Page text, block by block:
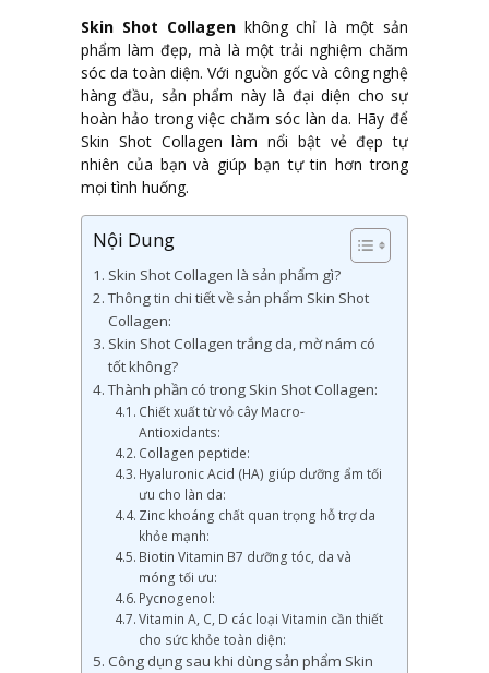
Skin Shot Collagenkhông chỉ là một sản
phẩm làm đẹp, mà là một trải nghiệm chăm
sóc da toàn diện. Với nguồn gốc và công nghệ
hàng đầu, sản phẩm này là đại diện cho sự
hoàn hảo trong việc chăm sóc làn da. Hãy để
Skin Shot Collagen làm nổi bật vẻ đẹp tự
nhiên của bạn và giúp bạn tự tin hơn trong
mọi tình huống.
Nội Dung
Skin Shot Collagen là sản phẩm gì?
Thông tin chi tiết về sản phẩm Skin Shot
Collagen:
Skin Shot Collagen trắng da, mờ nám có
tốt không?
Thành phần có trong Skin Shot Collagen:
Chiết xuất từ vỏ cây Macro-
Antioxidants:
Collagen peptide:
Hyaluronic Acid (HA) giúp dưỡng ẩm tối
ưu cho làn da:
Zinc khoáng chất quan trọng hỗ trợ da
khỏe mạnh:
Biotin Vitamin B7 dưỡng tóc, da và
móng tối ưu:
Pycnogenol:
Vitamin A, C, D các loại Vitamin cần thiết
cho sức khỏe toàn diện:
Công dụng sau khi dùng sản phẩm Skin